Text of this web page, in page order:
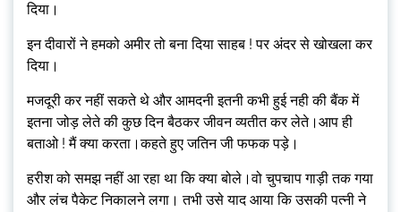
दिया।
इन दीवारों ने हमको अमीर तो बना दिया साहब ! पर अंदर से खोखला कर
दिया।
मजदूरी कर नहीं सकते थे और आमदनी इतनी कभी हुई नही की बैंक में
इतना जोड़ लेते की कुछ दिन बैठकर जीवन व्यतीत कर लेते।आप ही
बताओ ! मैं क्या करता।कहते हुए जतिन जी फफक पड़े।
हरीश को समझ नहीं आ रहा था कि क्या बोले।वो चुपचाप गाड़ी तक गया
और लंच पैकेट निकालने लगा। तभी उसे याद आया कि उसकी पत्नी ने